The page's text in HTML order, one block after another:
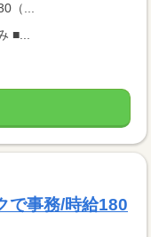
（...
■...
で事務/時給180